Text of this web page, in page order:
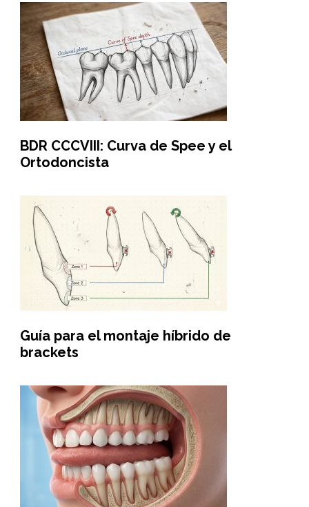
BDR CCCVIII: Curva de Spee y el
Ortodoncista
Guía para el montaje híbrido de
brackets